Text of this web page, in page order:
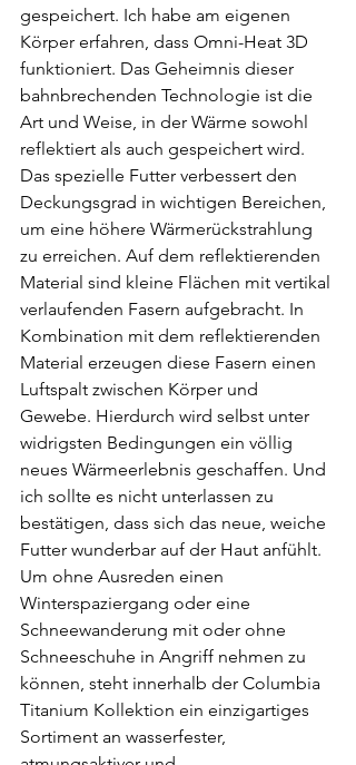
gespeichert. Ich habe am eigenen
Körper erfahren, dass Omni-Heat 3D
funktioniert. Das Geheimnis dieser
bahnbrechenden Technologie ist die
Art und Weise, in der Wärme sowohl
reflektiert als auch gespeichert wird.
Das spezielle Futter verbessert den
Deckungsgrad in wichtigen Bereichen,
um eine höhere Wärmerückstrahlung
zu erreichen. Auf dem reflektierenden
Material sind kleine Flächen mit vertikal
verlaufenden Fasern aufgebracht. In
Kombination mit dem reflektierenden
Material erzeugen diese Fasern einen
Luftspalt zwischen Körper und
Gewebe. Hierdurch wird selbst unter
widrigsten Bedingungen ein völlig
neues Wärmeerlebnis geschaffen. Und
ich sollte es nicht unterlassen zu
bestätigen, dass sich das neue, weiche
Futter wunderbar auf der Haut anfühlt.
Um ohne Ausreden einen
Winterspaziergang oder eine
Schneewanderung mit oder ohne
Schneeschuhe in Angriff nehmen zu
können, steht innerhalb der Columbia
Titanium Kollektion ein einzigartiges
Sortiment an wasserfester,